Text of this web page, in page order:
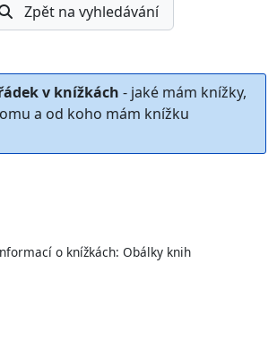
Zpět na vyhledávání
v knížkách - jaké mám knížky,
a od koho mám knížku
o knížkách: Obálky knih